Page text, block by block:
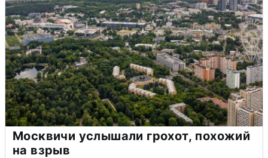
Москвичи услышали грохот, похожий
на взрыв